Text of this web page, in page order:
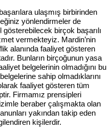
ulaşmış birbirinden
yönlendirmeler de
birçok başarılı
vermekteyiz. Mardin’nin
alanında faaliyet gösteren
Bunların birçoğunun yasa
belgelerinin olmadığını bu
sahip olmadıklarını
faaliyet gösteren tüm
Firmamız prensipleri
beraber çalışmakta olan
yakından takip eden
kişilerdir.